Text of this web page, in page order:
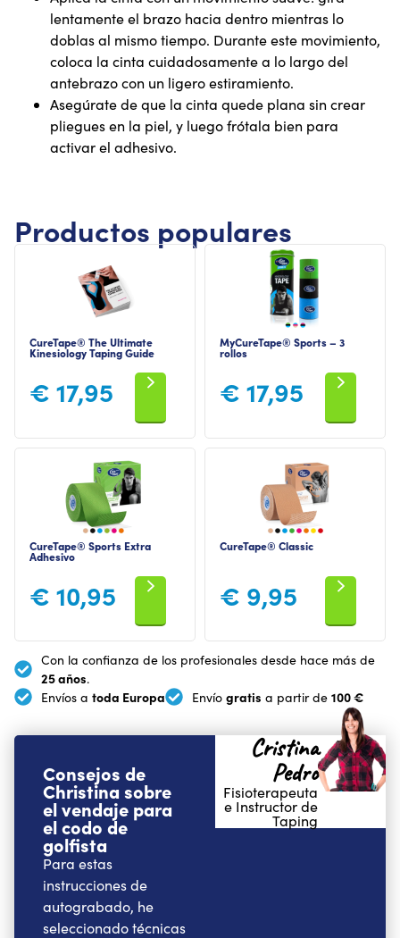
lentamente el brazo hacia dentro mientras lo
doblas al mismo tiempo. Durante este movimiento,
coloca la cinta cuidadosamente a lo largo del
antebrazo con un ligero estiramiento.
Asegúrate de que la cinta quede plana sin crear
pliegues en la piel, y luego frótala bien para
activar el adhesivo.
Productos populares
CureTape® The Ultimate
Kinesiology Taping Guide
€ 17,95
MyCureTape® Sports – 3
rollos
€ 17,95
CureTape® Sports Extra
Adhesivo
€ 10,95
CureTape® Classic
€ 9,95
Con la confianza de los profesionales desde hace más de
25 años.
Envíos a toda Europa Envío gratis a partir de 100 €
Consejos de
Christina sobre
el vendaje para
el codo de
golfista
Para estas
instrucciones de
autograbado, he
seleccionado técnicas
Cristina
Pedro
Fisioterapeuta
e Instructor de
Taping